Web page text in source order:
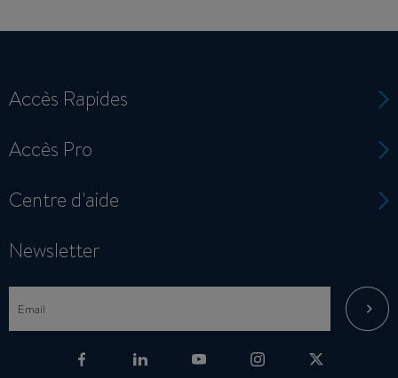
Accès Rapides
Accès Pro
Centre d'aide
Newsletter